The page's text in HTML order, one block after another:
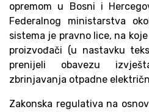
opremom u Bosni i
Federalnog ministarstva
sistema je pravno lice, na
proizvođači (u nastavku
prenijeli obavezu
zbrinjavanja otpadne
Zakonska regulativa na